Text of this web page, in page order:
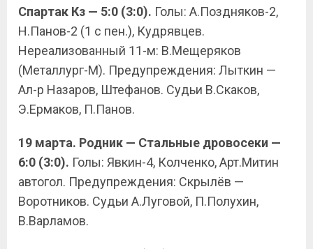
Спартак Кз — 5:0 (3:0). Голы: А.Поздняков-2,
Н.Панов-2 (1 с пен.), Кудрявцев.
Нереализованный 11-м: В.Мещеряков
(Металлург-М). Предупреждения: Лыткин —
Ал-р Назаров, Штефанов. Судьи В.Скаков,
Э.Ермаков, П.Панов.
19 марта. Родник — Стальные дровосеки —
6:0 (3:0). Голы: Явкин-4, Колченко, Арт.Митин
автогол. Предупреждения: Скрылёв —
Воротников. Судьи А.Луговой, П.Полухин,
В.Варламов.